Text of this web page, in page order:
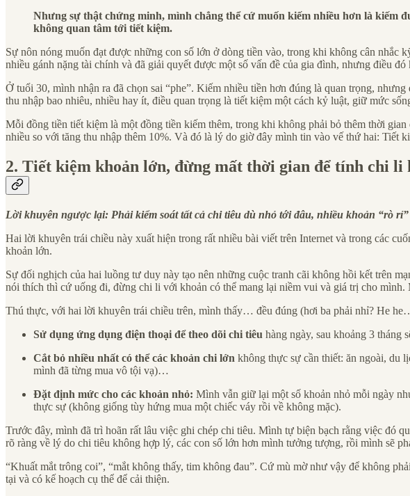
Nhưng sự thật chứng minh, mình chẳng thể cứ muốn kiếm nhiều hơn là kiếm
không quan tâm tới tiết kiệm.
Sự nôn nóng muốn đạt được những con số lớn ở dòng tiền vào, trong khi không cân
nhiều gánh nặng tài chính và đã giải quyết được một số vấn đề của gia đình, nhưng điều
Ở tuổi 30, mình nhận ra đã chọn sai “phe”. Kiếm nhiều tiền hơn đúng là quan trọng,
thu nhập bao nhiêu, nhiều hay ít, điều quan trọng là tiết kiệm một cách kỷ luật, giữ mức
Mỗi đồng tiền tiết kiệm là một đồng tiền kiếm thêm, trong khi không phải bỏ thêm thời
nhiều so với tăng thu nhập thêm 10%. Và đó là lý do giờ đây mình tin vào vế thứ hai: Tiết
2. Tiết kiệm khoản lớn, đừng mất thời gian để tính chi li
Lời khuyên ngược lại: Phải kiểm soát tất cả chi tiêu dù nhỏ tới đâu, nhiều khoản “rò
Hai lời khuyên trái chiều này xuất hiện trong rất nhiều bài viết trên Internet và trong các
khoản lớn.
Sự đối nghịch của hai luồng tư duy này tạo nên những cuộc tranh cãi không hồi kết trên
nói thích thì cứ uống đi, đừng chi li với khoản có thể mang lại niềm vui và giá trị cho
Thú thực, với hai lời khuyên trái chiều trên, mình thấy… đều đúng (hơi ba phải nhỉ? He
Sử dụng ứng dụng điện thoại để theo dõi chi tiêu hàng ngày, sau khoảng 3 tháng
Cắt bỏ nhiều nhất có thể các khoản chi lớn không thực sự cần thiết: ăn ngoài, du
mình đã từng mua vô tội vạ)…
Đặt định mức cho các khoản nhỏ: Mình vẫn giữ lại một số khoản nhỏ mỗi ngày
thực sự (không giống tùy hứng mua một chiếc váy rồi về không mặc).
Trước đây, mình đã trì hoãn rất lâu việc ghi chép chi tiêu. Mình tự biện bạch rằng việc đó
rõ ràng về lý do chi tiêu không hợp lý, các con số lớn hơn mình tưởng tượng, rồi mình sẽ
“Khuất mắt trông coi”, “mắt không thấy, tim không đau”. Cứ mù mờ như vậy để không
tại và có kế hoạch cụ thể để cải thiện.